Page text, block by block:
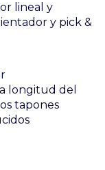
lineal y
y pick &
longitud del
tapones